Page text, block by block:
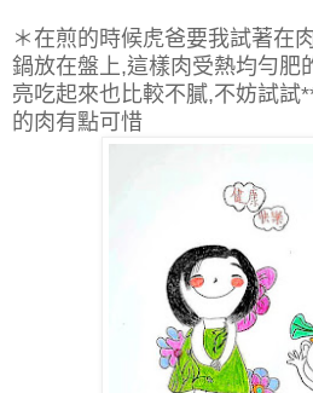
＊在煎的時候虎爸要我試著在
鍋放在盤上,這樣肉受熱均勻肥
亮吃起來也比較不膩,不妨試試
的肉有點可惜